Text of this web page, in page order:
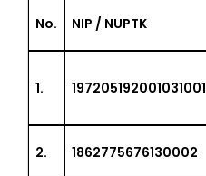
No. NIP / NUPTK
1. 197205192001031001
2. 1862775676130002